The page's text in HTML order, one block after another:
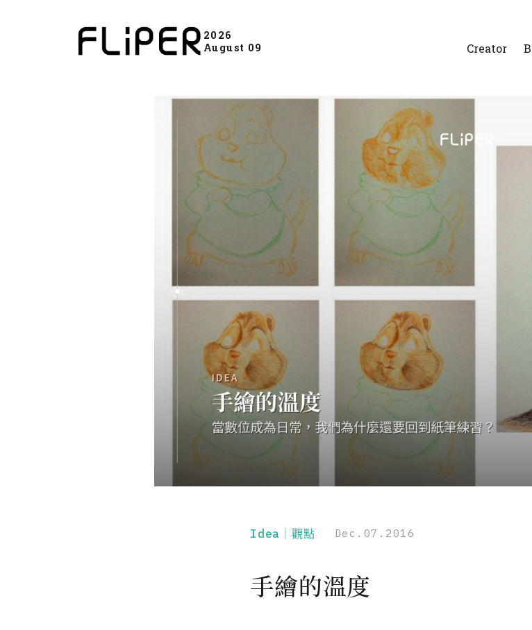
2026
August 09
Creator
Idea｜觀點 Dec.07.2016
手繪的溫度